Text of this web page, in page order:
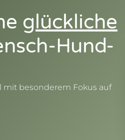
glückliche
Hund-
besonderem Fokus auf